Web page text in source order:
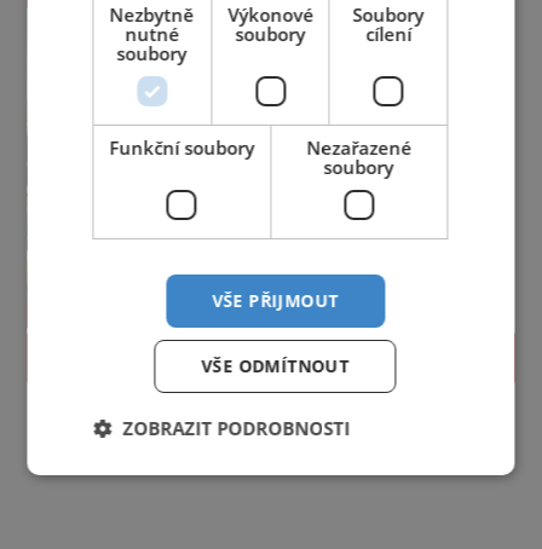
PROLISTOVAT
Nezbytně
nutné
soubory
Výkonové
soubory
Soubory
cílení
Funkční soubory
Nezařazené
soubory
VŠE PŘIJMOUT
VŠE ODMÍTNOUT
ZOBRAZIT PODROBNOSTI